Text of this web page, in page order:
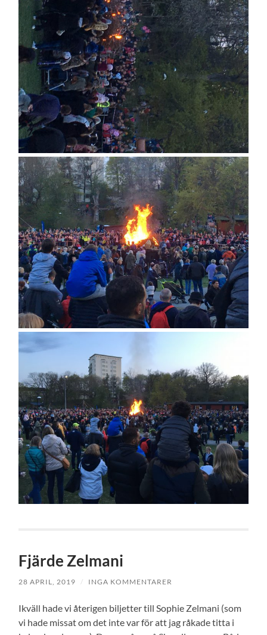
Fjärde Zelmani
28 APRIL, 2019 / INGA KOMMENTARER
Ikväll hade vi återigen biljetter till Sophie Zelmani (som
vi hade missat om det inte var för att jag råkade titta i